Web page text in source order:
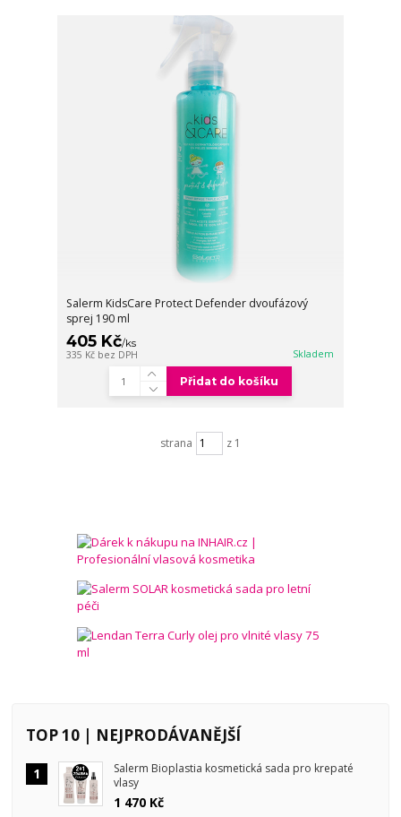
Salerm KidsCare Protect Defender dvoufázový
sprej 190 ml
405 Kč/ks
335 Kč bez DPH Skladem
Přidat do košíku
strana z 1
TOP 10 | NEJPRODÁVANĚJŠÍ
1
Salerm Bioplastia kosmetická sada pro krepaté
vlasy
1 470 Kč